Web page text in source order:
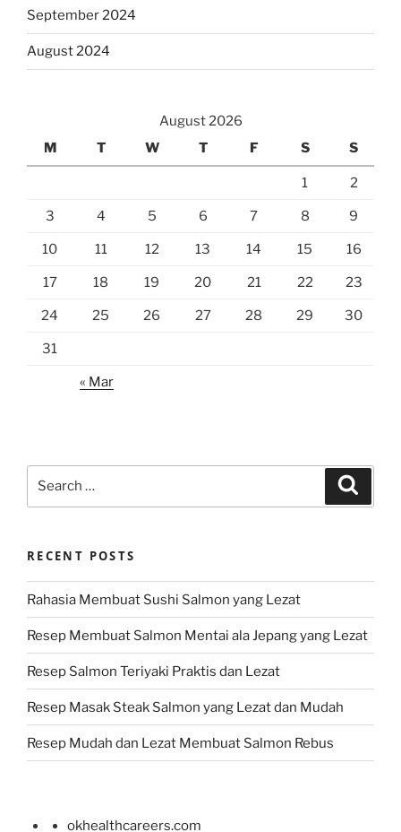
September 2024
August 2024
August 2026
M
T W T F S S
1 2
3 4 5 6 7 8 9
10 11 12 13 14 15 16
17 18 19 20 21 22 23
24 25 26 27 28 29 30
31
« Mar
RECENT POSTS
Rahasia Membuat Sushi Salmon yang Lezat
Resep Membuat Salmon Mentai ala Jepang yang Lezat
Resep Salmon Teriyaki Praktis dan Lezat
Resep Masak Steak Salmon yang Lezat dan Mudah
Resep Mudah dan Lezat Membuat Salmon Rebus
okhealthcareers.com